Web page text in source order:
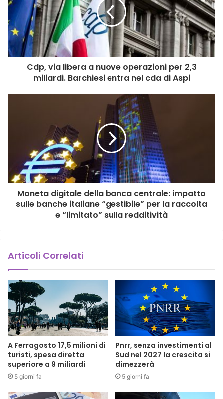
Cdp, via libera a nuove operazioni per 2,3
miliardi. Barchiesi entra nel cda di Aspi
Moneta digitale della banca centrale: impatto
sulle banche italiane “gestibile” per la raccolta
e “limitato” sulla redditività
Articoli Correlati
A Ferragosto 17,5 milioni di
turisti, spesa diretta
superiore a 9 miliardi
5 giorni fa
Pnrr, senza investimenti al
Sud nel 2027 la crescita si
dimezzerà
5 giorni fa